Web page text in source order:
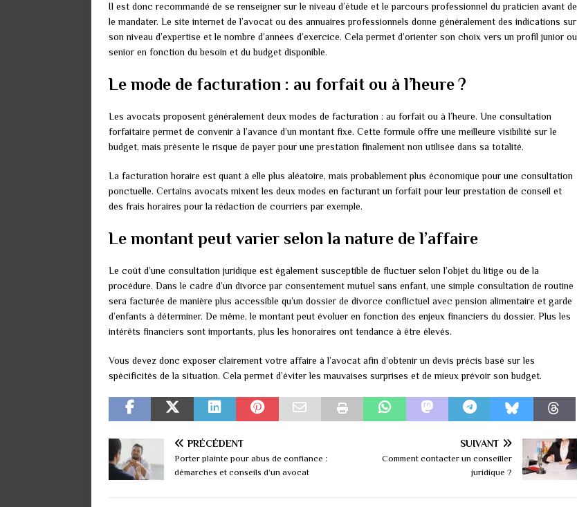
Il est donc recommandé de se renseigner sur le niveau d’étude et le parcours professionnel du praticien avant de
le mandater. Le site internet de l’avocat ou des annuaires professionnels donne généralement des indications sur
son niveau d’expertise et le nombre d’années d’exercice. Cela permet d’orienter son choix vers un profil junior ou
senior en fonction du besoin et du budget disponible.
Le mode de facturation : au forfait ou à l’heure ?
Les avocats proposent généralement deux modes de facturation : au forfait ou à l’heure. Une consultation
forfaitaire permet de convenir à l’avance d’un montant fixe. Cette formule offre une meilleure visibilité sur le
budget, mais présente le risque de payer pour une prestation finalement non utilisée dans sa totalité.
La facturation horaire est quant à elle plus aléatoire, mais probablement plus économique pour une consultation
ponctuelle. Certains avocats mixent les deux modes en facturant un forfait pour leur prestation de conseil et
des frais horaires pour la rédaction de courriers par exemple.
Le montant peut varier selon la nature de l’affaire
Le coût d’une consultation juridique est également susceptible de fluctuer selon l’objet du litige ou de la
procédure. Dans le cadre d’un divorce par consentement mutuel sans enfant, une simple consultation de routine
sera facturée de manière plus accessible qu’un dossier de divorce conflictuel avec pension alimentaire et garde
d’enfants à déterminer. De même, le montant peut évoluer en fonction des enjeux financiers du dossier. Plus les
intérêts financiers sont importants, plus les honoraires ont tendance à être élevés.
Vous devez donc exposer clairement votre affaire à l’avocat afin d’obtenir un devis précis basé sur les
spécificités de la situation. Cela permet d’éviter les mauvaises surprises et de mieux prévoir son budget.
PRÉCÉDENT
Porter plainte pour abus de confiance :
démarches et conseils d’un avocat
SUIVANT
Comment contacter un conseiller
juridique ?